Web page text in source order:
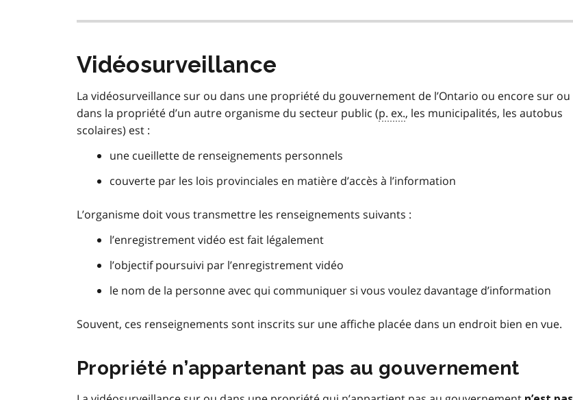
Vidéosurveillance
La vidéosurveillance sur ou dans une propriété du gouvernement de l’Ontario ou encore sur ou
dans la propriété d’un autre organisme du secteur public (p. ex., les municipalités, les autobus
scolaires) est :
une cueillette de renseignements personnels
couverte par les lois provinciales en matière d’accès à l’information
L’organisme doit vous transmettre les renseignements suivants :
l’enregistrement vidéo est fait légalement
l’objectif poursuivi par l’enregistrement vidéo
le nom de la personne avec qui communiquer si vous voulez davantage d’information
Souvent, ces renseignements sont inscrits sur une affiche placée dans un endroit bien en vue.
Propriété n’appartenant pas au gouvernement